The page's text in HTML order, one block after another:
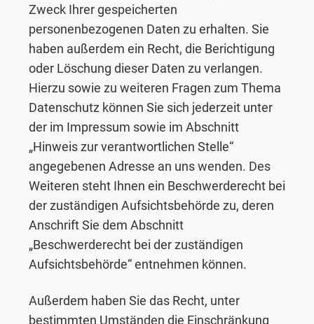
Zweck Ihrer gespeicherten
personenbezogenen Daten zu erhalten. Sie
haben außerdem ein Recht, die Berichtigung
oder Löschung dieser Daten zu verlangen.
Hierzu sowie zu weiteren Fragen zum Thema
Datenschutz können Sie sich jederzeit unter
der im Impressum sowie im Abschnitt
„Hinweis zur verantwortlichen Stelle“
angegebenen Adresse an uns wenden. Des
Weiteren steht Ihnen ein Beschwerderecht bei
der zuständigen Aufsichtsbehörde zu, deren
Anschrift Sie dem Abschnitt
„Beschwerderecht bei der zuständigen
Aufsichtsbehörde“ entnehmen können.
Außerdem haben Sie das Recht, unter
bestimmten Umständen die Einschränkung